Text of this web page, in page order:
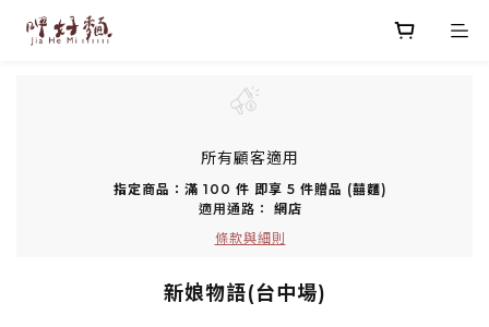
所有顧客適用
指定商品：滿 100 件 即享 5 件贈品 (囍麵)
適用通路： 網店
條款與細則
新娘物語(台中場)